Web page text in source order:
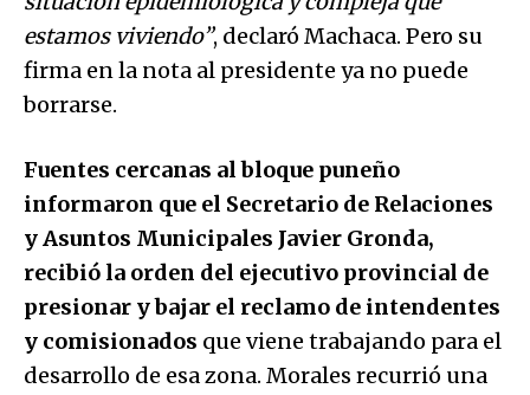
estamos viviendo”, declaró Machaca. Pero su
firma en la nota al presidente ya no puede
borrarse.
Fuentes cercanas al bloque puneño
informaron que el Secretario de Relaciones
y Asuntos Municipales Javier Gronda,
recibió la orden del ejecutivo provincial de
presionar y bajar el reclamo de intendentes
y comisionados que viene trabajando para el
desarrollo de esa zona. Morales recurrió una